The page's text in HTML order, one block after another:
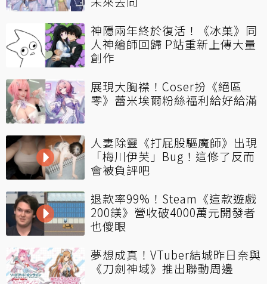
神隱兩年終於復活！《冰菓》同
人神繪師回歸 P站重新上傳大量
創作
展現大胸襟！Coser扮《絕區
零》蕾米埃爾粉絲福利給好給滿
人妻除靈《打屁股驅魔師》出現
「梅川伊芙」Bug！這修了反而
會被負評吧
退款率99%！Steam《這款遊戲
200鎂》營收破4000萬元開發者
也傻眼
夢想成真！VTuber結城昨日奈與
《刀劍神域》推出聯動周邊